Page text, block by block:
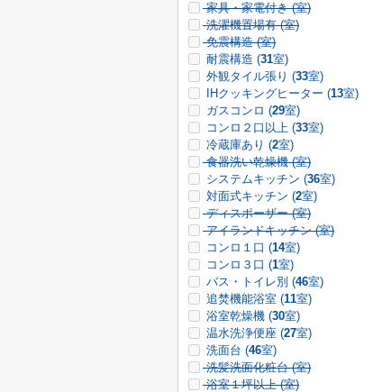
家具・家電付き (室)
洗濯機置場有 (室)
免震構造 (室)
耐震構造 (31室)
外観タイル張り (33室)
IHクッキングヒーター (13室)
ガスコンロ (29室)
コンロ２口以上 (33室)
冷蔵庫あり (2室)
食器洗い乾燥機 (室)
システムキッチン (36室)
対面式キッチン (2室)
ディスポーザー (室)
アイランドキッチン (室)
コンロ１口 (14室)
コンロ３口 (1室)
バス・トイレ別 (46室)
追焚機能浴室 (11室)
浴室乾燥機 (30室)
温水洗浄便座 (27室)
洗面台 (46室)
洗髪洗面化粧台 (室)
浴室１坪以上 (室)